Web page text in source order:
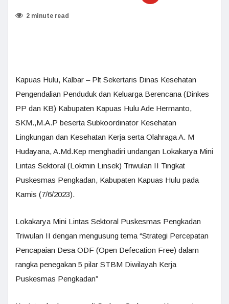
2 minute read
Kapuas Hulu, Kalbar – Plt Sekertaris Dinas Kesehatan
Pengendalian Penduduk dan Keluarga Berencana (Dinkes
PP dan KB) Kabupaten Kapuas Hulu Ade Hermanto,
SKM.,M.A.P beserta Subkoordinator Kesehatan
Lingkungan dan Kesehatan Kerja serta Olahraga A. M
Hudayana, A.Md.Kep menghadiri undangan Lokakarya Mini
Lintas Sektoral (Lokmin Linsek) Triwulan II Tingkat
Puskesmas Pengkadan, Kabupaten Kapuas Hulu pada
Kamis (7/6/2023).
Lokakarya Mini Lintas Sektoral Puskesmas Pengkadan
Triwulan II dengan mengusung tema “Strategi Percepatan
Pencapaian Desa ODF (Open Defecation Free) dalam
rangka penegakan 5 pilar STBM Diwilayah Kerja
Puskesmas Pengkadan”